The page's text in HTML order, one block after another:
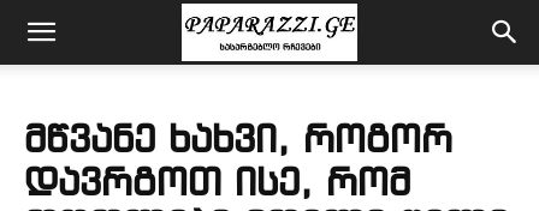
მწვანე ხახვი, როგორ
დავრგოთ ისე, რომ